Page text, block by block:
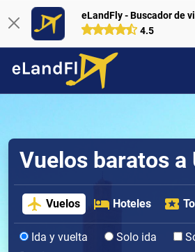
eLandFly - Buscador de
4.5
Vuelos baratos a
Vuelos Hoteles
Ida y vuelta Solo ida